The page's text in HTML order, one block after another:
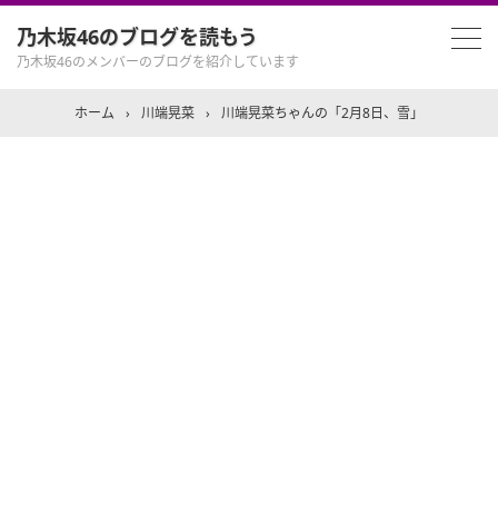
乃木坂46のブログを読もう
乃木坂46のメンバーのブログを紹介しています
ホーム › 川端晃菜 › 川端晃菜ちゃんの「2月8日、雪」